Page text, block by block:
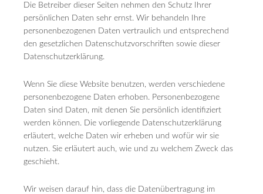
Die Betreiber dieser Seiten nehmen den Schutz Ihrer
persönlichen Daten sehr ernst. Wir behandeln Ihre
personenbezogenen Daten vertraulich und entsprechend
den gesetzlichen Datenschutzvorschriften sowie dieser
Datenschutzerklärung.
Wenn Sie diese Website benutzen, werden verschiedene
personenbezogene Daten erhoben. Personenbezogene
Daten sind Daten, mit denen Sie persönlich identifiziert
werden können. Die vorliegende Datenschutzerklärung
erläutert, welche Daten wir erheben und wofür wir sie
nutzen. Sie erläutert auch, wie und zu welchem Zweck das
geschieht.
Wir weisen darauf hin, dass die Datenübertragung im